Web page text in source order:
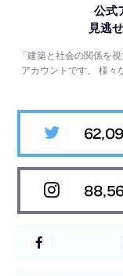
公式
見逃
「建築と社会の関係を
アカウントです。様々